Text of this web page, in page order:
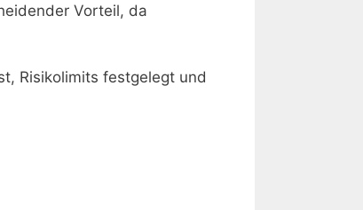
Vorteil, da
Risikolimits festgelegt und